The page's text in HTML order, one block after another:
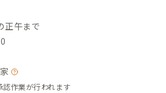
正午まで
作業が行われます